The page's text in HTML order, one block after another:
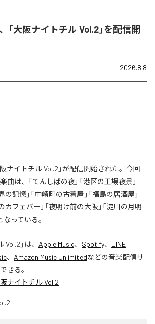
「大阪ナイトチル Vol.2」を配信開
2026.8.8
ナイトチル Vol.2」が配信開始された。今回
曲は、「てんしばの夜」「港区の工場夜景」
の記憶」「中崎町の古着屋」「福島の居酒屋」
カフェバー」「夜明け前の大阪」「淀川の月明
っている。
Vol.2 」は、 Apple Music、 Spotify、 LINE
、 Amazon Music Unlimitedなどの音楽配信サ
きる。
ナイトチル Vol.2